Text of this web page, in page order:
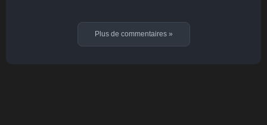
Plus de commentaires »